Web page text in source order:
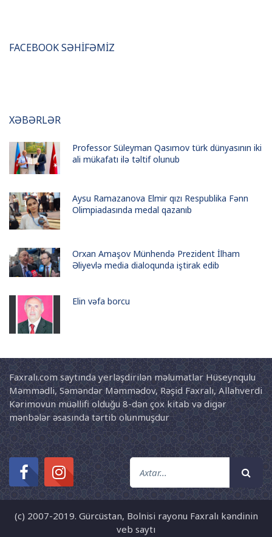
FACEBOOK SƏHİFƏMİZ
XƏBƏRLƏR
Professor Süleyman Qasımov türk dünyasının iki
ali mükafatı ilə təltif olunub
Aysu Ramazanova Elmir qızı Respublika Fənn
Olimpiadasında medal qazanıb
Orxan Amaşov Münhendə Prezident İlham
Əliyevlə media dialoqunda iştirak edib
Elin vəfa borcu
Faxralı.com saytında yerləşdirilən məlumatlar Hüseynqulu
Məmmədli, Səməndər Məmmədov, Rəşid Faxralı, Allahverdi
Kərimovun müəllifi olduğu 8-dən çox kitab və digər
mənbələr əsasında tərtib olunmuşdur
(c) 2007-2019. Gürcüstan, Bolnisi rayonu Faxralı kəndinin
veb saytı